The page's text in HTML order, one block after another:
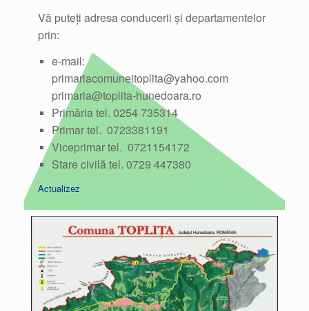
Vă puteți adresa conducerii și departamentelor
prin:
e-mail:
primariacomuneitoplita@yahoo.com
primaria@toplita-hunedoara.ro
Primăria tel. 0254 735314
Primar tel. 0723381191
Viceprimar tel. 0721154172
Stare civilă tel. 0729 447380
Actualizez